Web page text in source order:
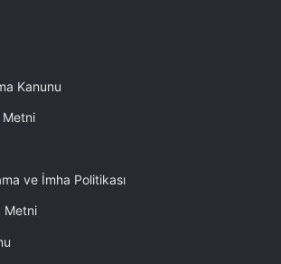
Kanunu
Metni
ve İmha Politikası
Metni